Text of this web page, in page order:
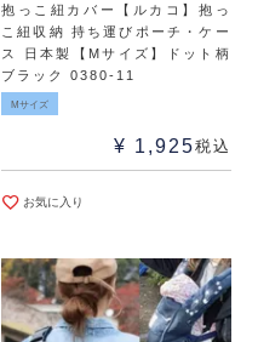
抱っこ紐カバー【ルカコ】抱っ
こ紐収納 持ち運びポーチ・ケー
ス 日本製【Mサイズ】ドット柄
ブラック 0380-11
Mサイズ
¥ 1,925税込
お気に入り